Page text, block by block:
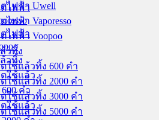
ไฟฟ้า
ไฟฟ้า
วทิ้ง
ใช้แล้ว
คำ
ใช้แล้ว
ไฟฟ้า Uwell
ไฟฟ้า Vaporesso
ไฟฟ้า Voopoo
วทิ้ง
ใช้แล้วทิ้ง 600 คำ
ใช้แล้วทิ้ง 2000 คำ
ใช้แล้วทิ้ง 3000 คำ
ใช้แล้วทิ้ง 5000 คำ